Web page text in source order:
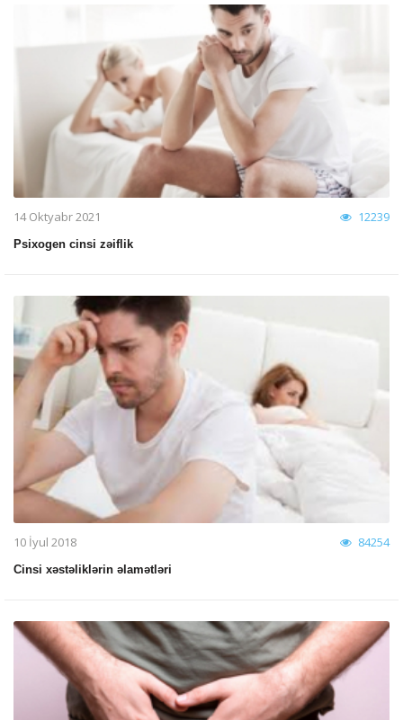
14 Oktyabr 2021 12239
Psixogen cinsi zəiflik
10 İyul 2018 84254
Cinsi xəstəliklərin əlamətləri